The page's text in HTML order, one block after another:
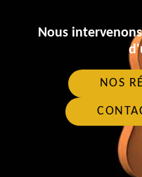
Nous
NOS